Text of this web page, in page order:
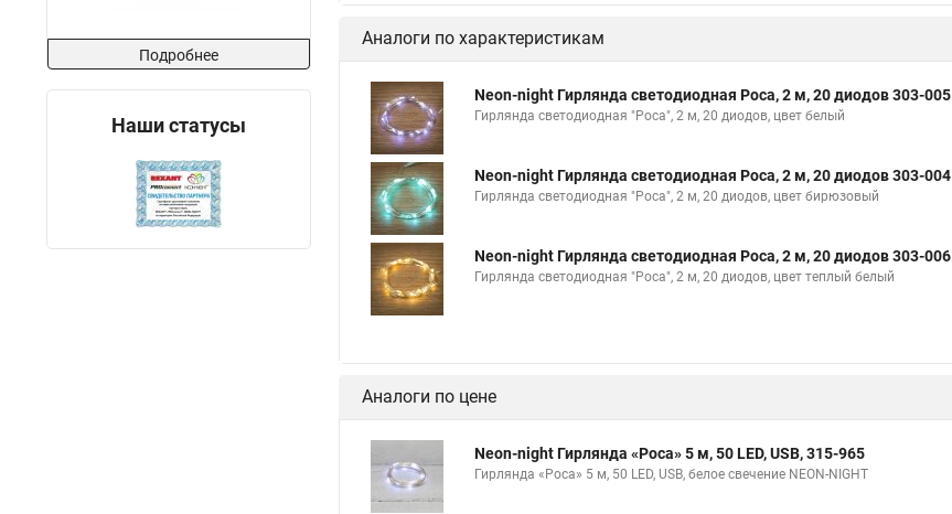
Подробнее
Наши статусы
Аналоги по характеристикам
Neon-night Гирлянда светодиодная Роса, 2 м, 20 диодов 303-005
Гирлянда светодиодная "Роса", 2 м, 20 диодов, цвет белый
Neon-night Гирлянда светодиодная Роса, 2 м, 20 диодов 303-004
Гирлянда светодиодная "Роса", 2 м, 20 диодов, цвет бирюзовый
Neon-night Гирлянда светодиодная Роса, 2 м, 20 диодов 303-006
Гирлянда светодиодная "Роса", 2 м, 20 диодов, цвет теплый белый
Аналоги по цене
Neon-night Гирлянда «Роса» 5 м, 50 LED, USB, 315-965
Гирлянда «Роса» 5 м, 50 LED, USB, белое свечение NEON-NIGHT